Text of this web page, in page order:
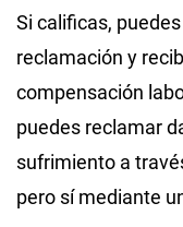
Si calificas,
reclamación y
compensación
puedes reclamar
sufrimiento a
pero sí mediante